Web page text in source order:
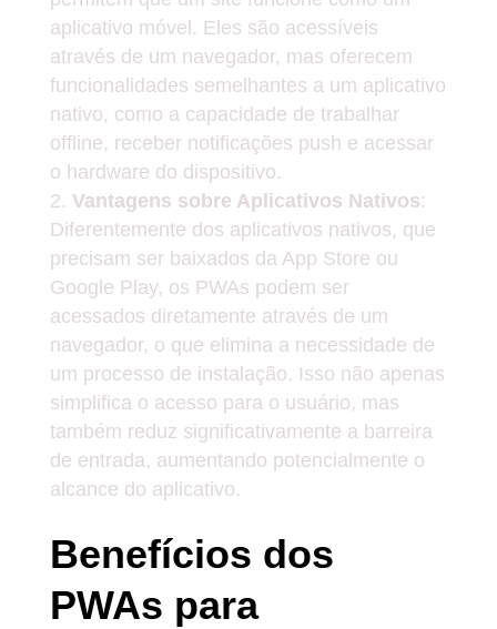
aplicativo móvel. Eles são acessíveis
através de um navegador, mas oferecem
funcionalidades semelhantes a um aplicativo
nativo, como a capacidade de trabalhar
offline, receber notificações push e acessar
o hardware do dispositivo.
Vantagens sobre Aplicativos Nativos:
Diferentemente dos aplicativos nativos, que
precisam ser baixados da App Store ou
Google Play, os PWAs podem ser
acessados diretamente através de um
navegador, o que elimina a necessidade de
um processo de instalação. Isso não apenas
simplifica o acesso para o usuário, mas
também reduz significativamente a barreira
de entrada, aumentando potencialmente o
alcance do aplicativo.
Benefícios dos
PWAs para